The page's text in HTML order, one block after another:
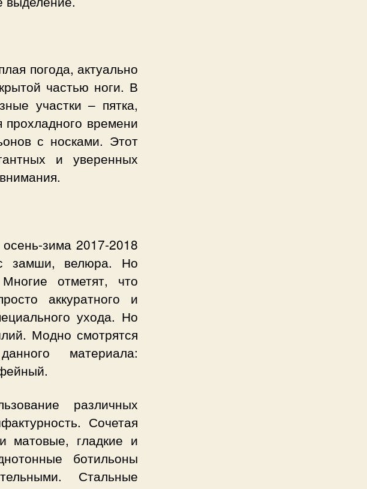
погода, актуально
частью ноги. В
участки – пятка,
прохладного времени
с носками. Этот
и уверенных
зима 2017-2018
с замши, велюра. Но
отметят, что
аккуратного и
ухода. Но
Модно смотрятся
материала:
различных
Сочетая
матовые, гладкие и
ботильоны
Стальные